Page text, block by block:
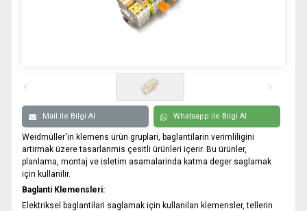
Tüm hakkı saklıdır. Sitemizde kullanılan tüm içerik ve görseller
SAmurtek Otomasyon’a ait olup izinsiz kullanımı hukuki yaptırıma tabidir.
Mail ile Bilgi Al Whatsapp ile Bilgi Al
Weidmüller'in klemens ürün gruplari, baglantilarin verimliligini
artirmak üzere tasarlanmis çesitli ürünleri içerir. Bu ürünler,
planlama, montaj ve isletim asamalarinda katma deger saglamak
için kullanilir.
Baglanti Klemensleri:
Elektriksel baglantilari saglamak için kullanilan klemensler, tellerin